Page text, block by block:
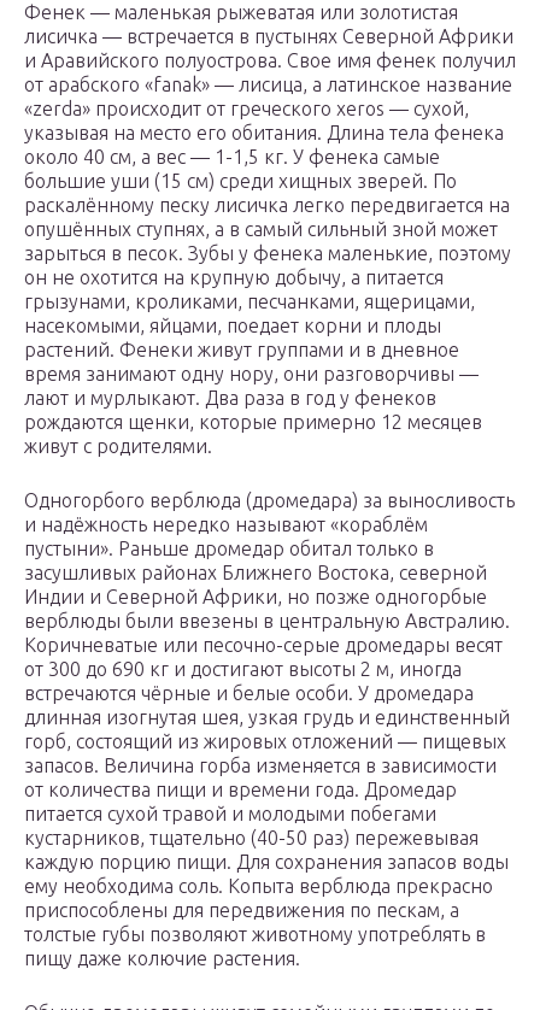
Фенек — маленькая рыжеватая или золотистая
лисичка — встречается в пустынях Северной Африки
и Аравийского полуострова. Свое имя фенек получил
от арабского «fanak» — лисица, а латинское название
«zerda» происходит от греческого xeros — сухой,
указывая на место его обитания. Длина тела фенека
около 40 см, а вес — 1-1,5 кг. У фенека самые
большие уши (15 см) среди хищных зверей. По
раскалённому песку лисичка легко передвигается на
опушённых ступнях, а в самый сильный зной может
зарыться в песок. Зубы у фенека маленькие, поэтому
он не охотится на крупную добычу, а питается
грызунами, кроликами, песчанками, ящерицами,
насекомыми, яйцами, поедает корни и плоды
растений. Фенеки живут группами и в дневное
время занимают одну нору, они разговорчивы —
лают и мурлыкают. Два раза в год у фенеков
рождаются щенки, которые примерно 12 месяцев
живут с родителями.
Одногорбого верблюда (дромедара) за выносливость
и надёжность нередко называют «кораблём
пустыни». Раньше дромедар обитал только в
засушливых районах Ближнего Востока, северной
Индии и Северной Африки, но позже одногорбые
верблюды были ввезены в центральную Австралию.
Коричневатые или песочно-серые дромедары весят
от 300 до 690 кг и достигают высоты 2 м, иногда
встречаются чёрные и белые особи. У дромедара
длинная изогнутая шея, узкая грудь и единственный
горб, состоящий из жировых отложений — пищевых
запасов. Величина горба изменяется в зависимости
от количества пищи и времени года. Дромедар
питается сухой травой и молодыми побегами
кустарников, тщательно (40-50 раз) пережевывая
каждую порцию пищи. Для сохранения запасов воды
ему необходима соль. Копыта верблюда прекрасно
приспособлены для передвижения по пескам, а
толстые губы позволяют животному употреблять в
пищу даже колючие растения.